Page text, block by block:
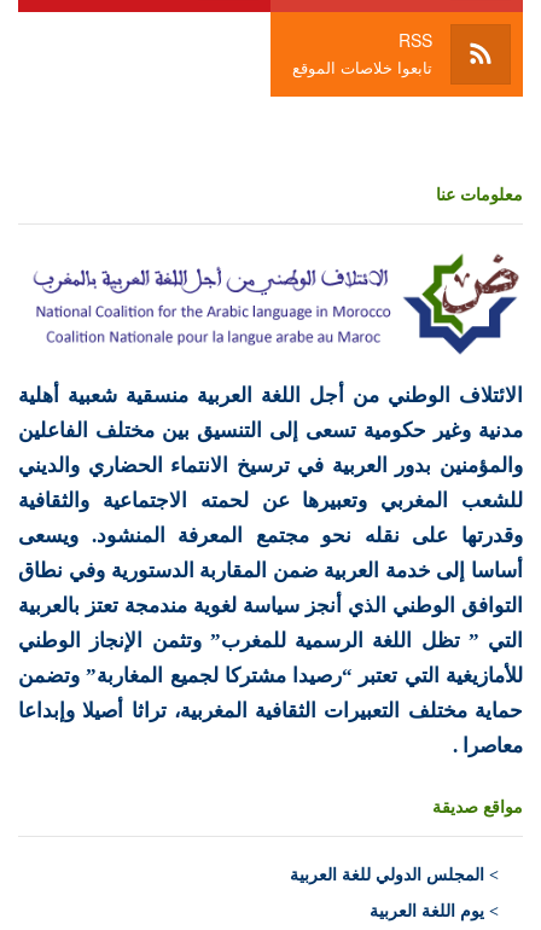
RSS
تابعوا خلاصات الموقع
معلومات عنا
الائتلاف الوطني من أجل اللغة العربية منسقية شعبية أهلية
مدنية وغير حكومية تسعى إلى التنسيق بين مختلف الفاعلين
والمؤمنين بدور العربية في ترسيخ الانتماء الحضاري والديني
للشعب المغربي وتعبيرها عن لحمته الاجتماعية والثقافية
وقدرتها على نقله نحو مجتمع المعرفة المنشود. ويسعى
أساسا إلى خدمة العربية ضمن المقاربة الدستورية وفي نطاق
التوافق الوطني الذي أنجز سياسة لغوية مندمجة تعتز بالعربية
التي ” تظل اللغة الرسمية للمغرب” وتثمن الإنجاز الوطني
للأمازيغية التي تعتبر “رصيدا مشتركا لجميع المغاربة” وتضمن
حماية مختلف التعبيرات الثقافية المغربية، تراثا أصيلا وإبداعا
معاصرا .
مواقع صديقة
> المجلس الدولي للغة العربية
> يوم اللغة العربية